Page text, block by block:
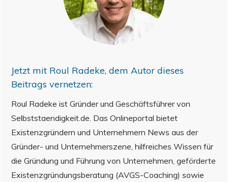
Jetzt mit Roul Radeke, dem Autor dieses
Beitrags vernetzen:
Roul Radeke ist Gründer und Geschäftsführer von
Selbststaendigkeit.de. Das Onlineportal bietet
Existenzgründern und Unternehmern News aus der
Gründer- und Unternehmerszene, hilfreiches Wissen für
die Gründung und Führung von Unternehmen, geförderte
Existenzgründungsberatung (AVGS-Coaching) sowie